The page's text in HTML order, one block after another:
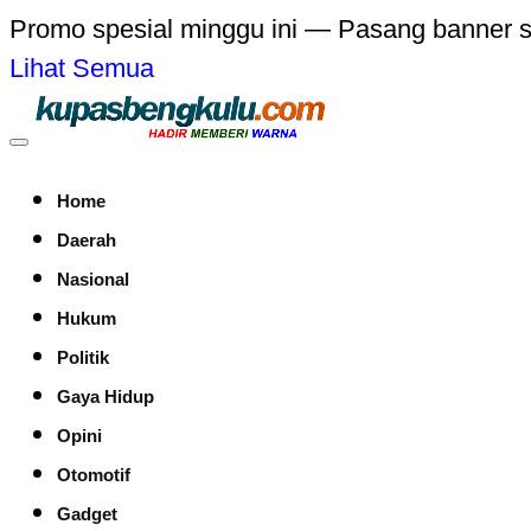
Promo spesial minggu ini — Pasang banner
Lihat Semua
Home
Daerah
Nasional
Hukum
Politik
Gaya Hidup
Opini
Otomotif
Gadget